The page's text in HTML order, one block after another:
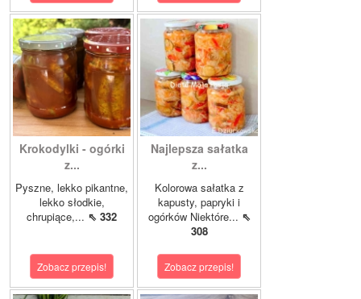
Krokodylki - ogórki
z...
Pyszne, lekko pikantne,
lekko słodkie,
chrupiące,... ⇖ 332
Zobacz przepis!
Najlepsza sałatka
z...
Kolorowa sałatka z
kapusty, papryki i
ogórków Niektóre... ⇖
308
Zobacz przepis!